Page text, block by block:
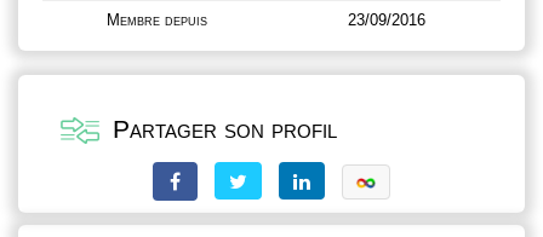
Membre depuis 23/09/2016
Partager son profil